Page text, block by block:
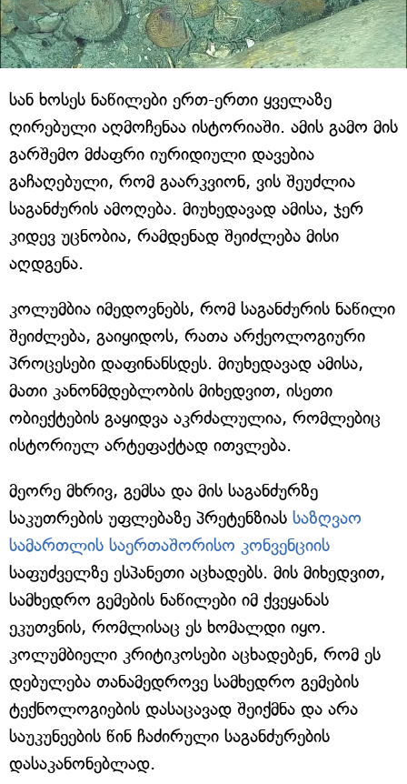
სან ხოსეს ნაწილები ერთ-ერთი ყველაზე
ღირებული აღმოჩენაა ისტორიაში. ამის გამო მის
გარშემო მძაფრი იურიდიული დავებია
გაჩაღებული, რომ გაარკვიონ, ვის შეუძლია
საგანძურის ამოღება. მიუხედავად ამისა, ჯერ
კიდევ უცნობია, რამდენად შეიძლება მისი
აღდგენა.
კოლუმბია იმედოვნებს, რომ საგანძურის ნაწილი
შეიძლება, გაიყიდოს, რათა არქეოლოგიური
პროცესები დაფინანსდეს. მიუხედავად ამისა,
მათი კანონმდებლობის მიხედვით, ისეთი
ობიექტების გაყიდვა აკრძალულია, რომლებიც
ისტორიულ არტეფაქტად ითვლება.
მეორე მხრივ, გემსა და მის საგანძურზე
საკუთრების უფლებაზე პრეტენზიას საზღვაო
სამართლის საერთაშორისო კონვენციის
საფუძველზე ესპანეთი აცხადებს. მის მიხედვით,
სამხედრო გემების ნაწილები იმ ქვეყანას
ეკუთვნის, რომლისაც ეს ხომალდი იყო.
კოლუმბიელი კრიტიკოსები აცხადებენ, რომ ეს
დებულება თანამედროვე სამხედრო გემების
ტექნოლოგიების დასაცავად შეიქმნა და არა
საუკუნეების წინ ჩაძირული საგანძურების
დასაკანონებლად.